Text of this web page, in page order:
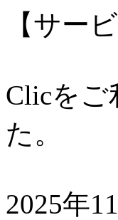
【サー
Clicをご
た。
2025年